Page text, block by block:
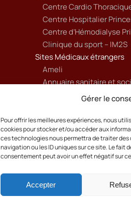
Gérer le
Pour offrir les meilleures expériences, nous
cookies pour stocker et/ou accéder aux
ces technologies nous permettra de traiter
navigation ou les ID uniques sur ce site. Le fait
consentement peut avoir un effet négatif sur
Accepter
Centre Cardio
Centre Hospitalier
Centre d’Hémodialyse
Clinique du sport – IM2S
Sites Médicaux étrangers
Ameli
Annuaire sanitaire et
Ordre national des